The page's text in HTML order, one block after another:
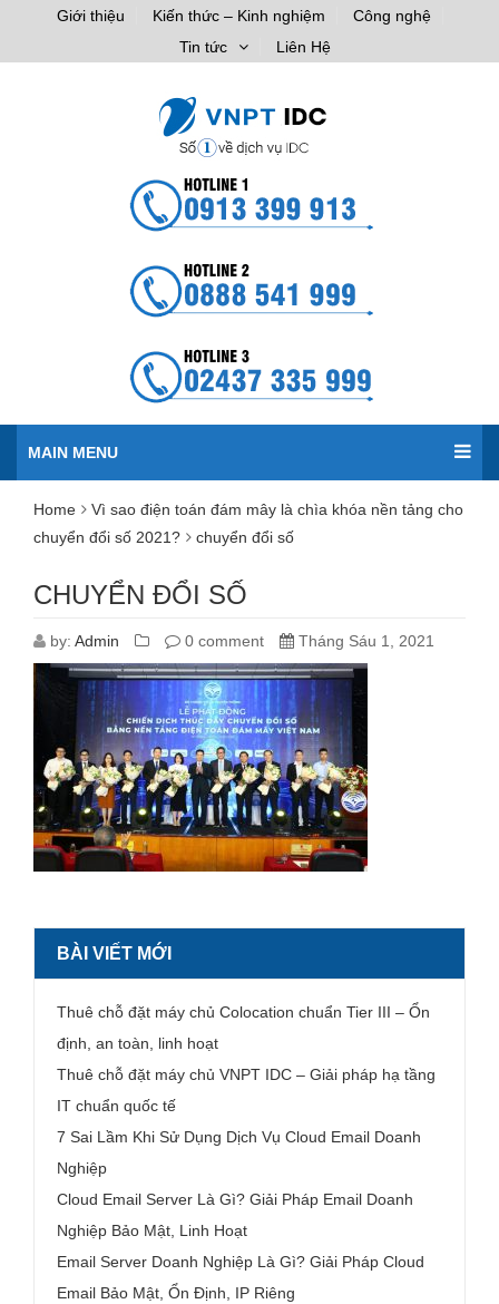
Giới thiệu Kiến thức – Kinh nghiệm
Công nghệ
Tin tức
Liên Hệ
MAIN MENU
Home
Vì sao điện toán đám mây là chìa khóa nền tảng cho
chuyển đổi số 2021?
chuyển đổi số
CHUYỂN ĐỔI SỐ
by: Admin 0 comment Tháng Sáu 1, 2021
BÀI VIẾT MỚI
Thuê chỗ đặt máy chủ Colocation chuẩn Tier III – Ổn
định, an toàn, linh hoạt
Thuê chỗ đặt máy chủ VNPT IDC – Giải pháp hạ tầng
IT chuẩn quốc tế
7 Sai Lầm Khi Sử Dụng Dịch Vụ Cloud Email Doanh
Nghiệp
Cloud Email Server Là Gì? Giải Pháp Email Doanh
Nghiệp Bảo Mật, Linh Hoạt
Email Server Doanh Nghiệp Là Gì? Giải Pháp Cloud
Email Bảo Mật, Ổn Định, IP Riêng